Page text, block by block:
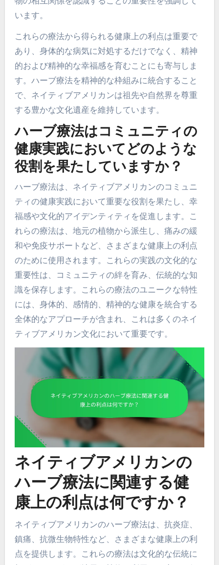
います。
これらの療法から得られる健康上の利点は重要で
あり、身体的な病気に対処するだけでなく、精神
的および精神的な幸福感を育むことにも寄与しま
す。ハーブ療法を精神的な枠組みに統合すること
で、ネイティブアメリカンは祖先や自然界を尊重
する豊かな文化遺産を維持しています。
ハーブ療法はコミュニティの
健康実践においてどのような
役割を果たしていますか？
ハーブ療法は、ネイティブアメリカンのコミュニ
ティの健康実践において重要な役割を果たし、幸
福感や文化的アイデンティティを促進します。こ
れらの療法は、地元の植物から派生し、痛みの緩
和や免疫サポートなど、さまざまな健康上の利点
のために使用されます。これらの実践の文化的な
重要性は、コミュニティの絆を育み、伝統的な知
識を保存します。これらの療法のユニークな特性
には、身体的、感情的、精神的な健康を統合する
全体的なアプローチが含まれ、これは多くのネイ
ティブアメリカン文化において重要です。
ネイティブアメリカンの
ハーブ療法に関連する健
康上の利点は何ですか？
ネイティブアメリカンのハーブ療法は、抗炎症、
鎮痛、抗微生物特性など、さまざまな健康上の利
点を提供します。これらの療法は文化的な伝統に